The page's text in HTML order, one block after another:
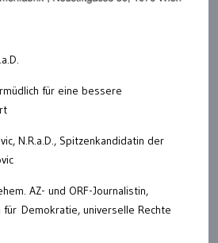
für eine bessere
N.R.a.D., Spitzenkandidatin der
AZ- und ORF-Journalistin,
Demokratie, universelle Rechte